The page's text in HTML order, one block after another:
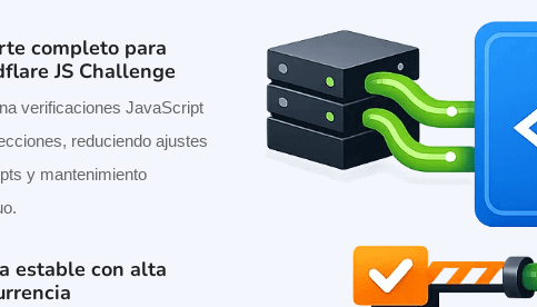
completo para
JS Challenge
verificaciones JavaScript
reduciendo ajustes
y mantenimiento
estable con alta